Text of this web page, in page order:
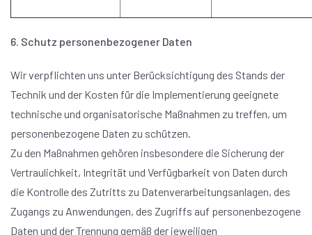
6. Schutz personenbezogener Daten
Wir verpflichten uns unter Berücksichtigung des Stands der
Technik und der Kosten für die Implementierung geeignete
technische und organisatorische Maßnahmen zu treffen, um
personenbezogene Daten zu schützen.
Zu den Maßnahmen gehören insbesondere die Sicherung der
Vertraulichkeit, Integrität und Verfügbarkeit von Daten durch
die Kontrolle des Zutritts zu Datenverarbeitungsanlagen, des
Zugangs zu Anwendungen, des Zugriffs auf personenbezogene
Daten und der Trennung gemäß der jeweiligen